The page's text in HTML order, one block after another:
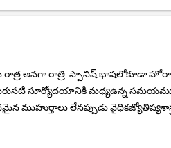
అనగా రాత్రి. స్పానిష్ భాషలోకూడా
సూర్యోదయానికి మధ్యఉన్న
ముహుర్తాలు లేనప్పుడు